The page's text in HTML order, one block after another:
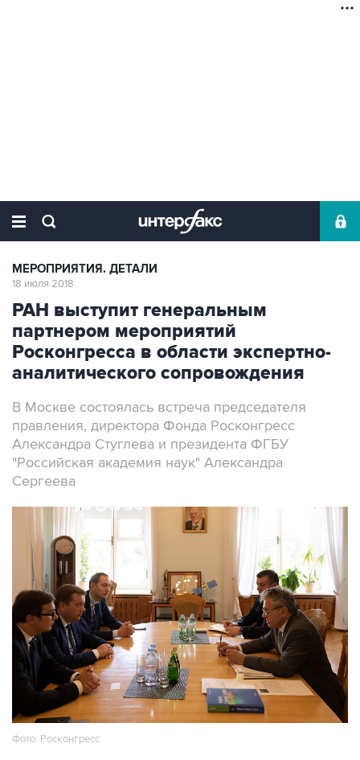
МЕРОПРИЯТИЯ. ДЕТАЛИ
18 июля 2018
РАН выступит генеральным
партнером мероприятий
Росконгресса в области экспертно-
аналитического сопровождения
В Москве состоялась встреча председателя
правления, директора Фонда Росконгресс
Александра Стуглева и президента ФГБУ
"Российская академия наук" Александра
Сергеева
Фото: Росконгресс